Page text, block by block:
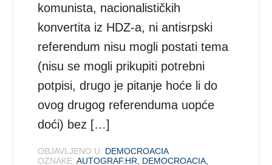
komunista, nacionalističkih
konvertita iz HDZ-a, ni antisrpski
referendum nisu mogli postati tema
(nisu se mogli prikupiti potrebni
potpisi, drugo je pitanje hoće li do
ovog drugog referenduma uopće
doći) bez […]
OBJAVLJENO U: DEMOCROACIA
OZNAKE: AUTOGRAF.HR DEMOCROACIA